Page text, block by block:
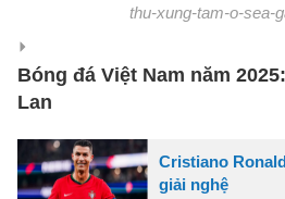
thu-xung-tam-o-sea-
Bóng đá Việt Nam năm
Lan
Cristiano
giải nghệ